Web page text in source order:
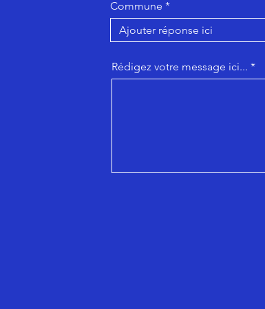
Commune
Rédigez votre message ici...